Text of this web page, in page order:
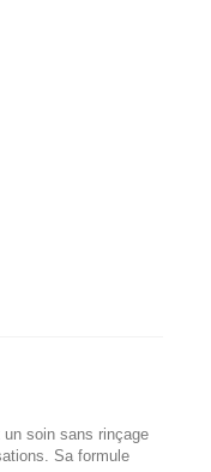
soin sans rinçage
Sa formule